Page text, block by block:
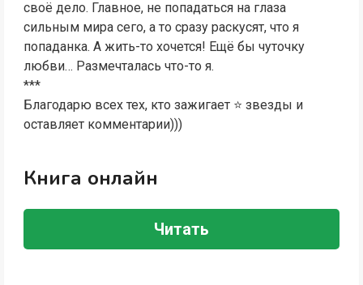
своё дело. Главное, не попадаться на глаза
сильным мира сего, а то сразу раскусят, что я
попаданка. А жить-то хочется! Ещё бы чуточку
любви… Размечталась что-то я.
***
Благодарю всех тех, кто зажигает ⭐ звезды и
оставляет комментарии)))
Книга онлайн
Читать